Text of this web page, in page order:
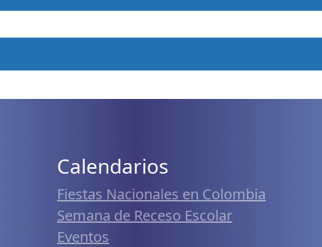
Calendarios
Fiestas Nacionales en Colombia
Semana de Receso Escolar
Eventos